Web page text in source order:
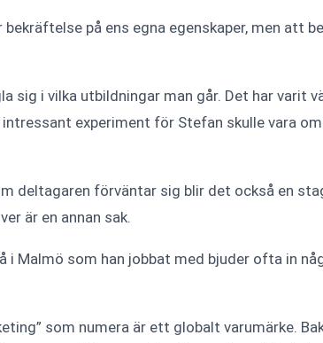
på ens egna egenskaper, men att
sig i vilka utbildningar man går. Det har
experiment för Stefan skulle vara
deltagaren förväntar sig blir det också en
är en annan sak.
i Malmö som han jobbat med bjuder ofta in
som numera är ett globalt varumärke.